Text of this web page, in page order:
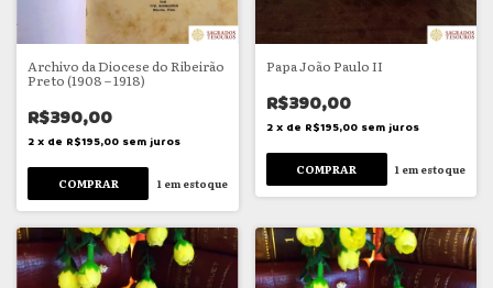
Archivo da Diocese do Ribeirão
Preto (1908 – 1918)
R$390,00
2 x de R$195,00 sem juros
1 em estoque
Papa João Paulo II
R$390,00
2 x de R$195,00 sem juros
1 em estoque